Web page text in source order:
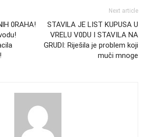
0RAHA!
Next article
STAVlLA JE LIST KUPUSA U
VRELU V0DU I STAVILA NA
GRUDI: Riješila je problem koji
muči mnoge